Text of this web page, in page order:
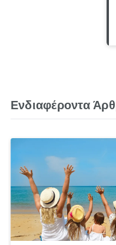
Ενδιαφέροντα